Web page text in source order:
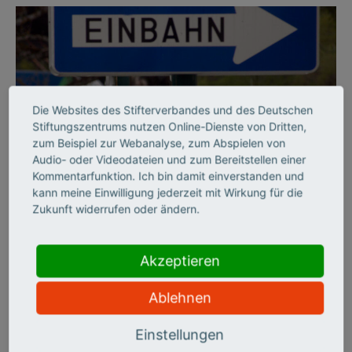
BILDUNGSSYSTEM
Per Einbahnstraße durch
die Hochschulbildung
Der Stifterverband hat die deutschen Hochschulen zehn Jahre
lang auf sechs Handlungsfeldern beobachtet und zieht ein
Die Websites des Stifterverbandes und des Deutschen
Stiftungszentrums nutzen Online-Dienste von Dritten,
zum Beispiel zur Webanalyse, zum Abspielen von
Audio- oder Videodateien und zum Bereitstellen einer
Kommentarfunktion. Ich bin damit einverstanden und
kann meine Einwilligung jederzeit mit Wirkung für die
Zukunft widerrufen oder ändern.
Akzeptieren
Ablehnen
Einstellungen